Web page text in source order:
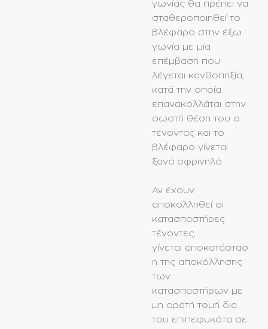
γωνίας θα πρέπει να
σταθεροποιηθεί το
βλέφαρο στην έξω
γωνία με μία
επέμβαση που
λέγεται κανθοπηξία,
κατά την οποία
επανακολλάται στην
σωστή θέση του ο
τένοντας και το
βλέφαρο γίνεται
ξανά σφριγηλό.
Αν έχουν
αποκολληθεί οι
κατασπαστήρες
τένοντες,
γίνεται αποκατάστασ
η της αποκόλλησης
των
κατασπαστήρων με
μη ορατή τομή δια
του επιπεφυκότα σε